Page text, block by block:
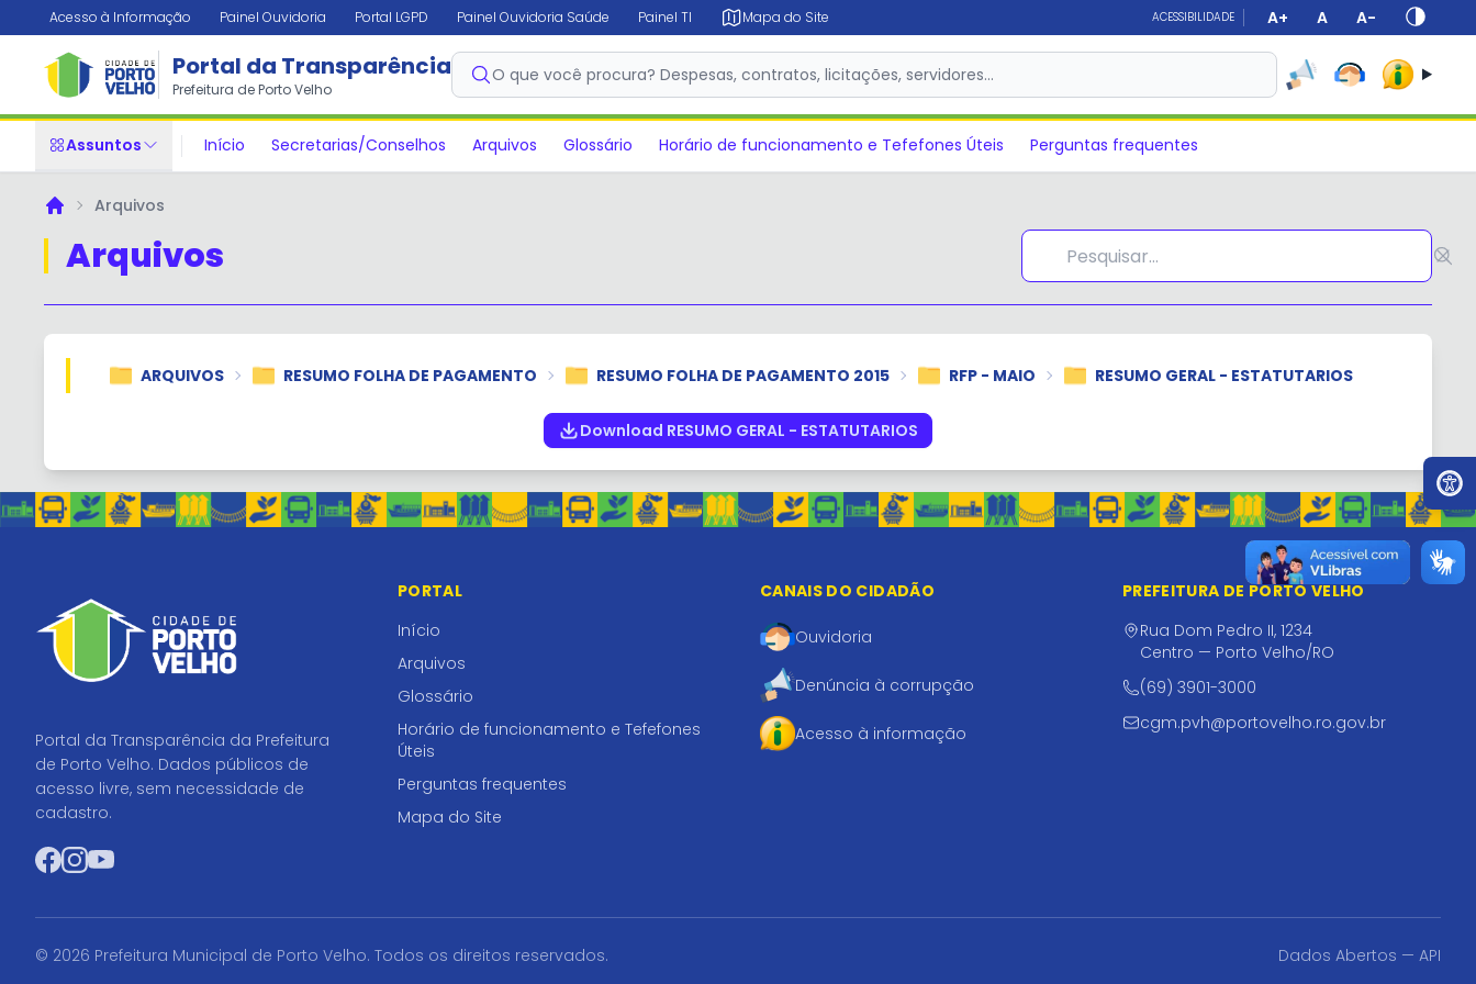
Acesso à Informação Painel Ouvidoria Portal LGPD Painel Ouvidoria Saúde Painel TI Mapa do Site ACESSIBILIDADE A+ A A-
Portal da Transparência
Prefeitura de Porto Velho
O que você procura? Despesas, contratos, licitações, servidores…
Assuntos Início Secretarias/Conselhos Arquivos Glossário Horário de funcionamento e Tefefones Úteis Perguntas frequentes
PrincipalArquivos
Arquivos
ARQUIVOS RESUMO FOLHA DE PAGAMENTO RESUMO FOLHA DE PAGAMENTO 2015 RFP - MAIO RESUMO GERAL - ESTATUTARIOS
Download RESUMO GERAL - ESTATUTARIOS
Portal da Transparência da Prefeitura
de Porto Velho. Dados públicos de
acesso livre, sem necessidade de
cadastro.
Facebook
Instagram
YouTube
PORTAL
Início
Arquivos
Glossário
Horário de funcionamento e Tefefones
Úteis
Perguntas frequentes
Mapa do Site
CANAIS DO CIDADÃO
Ouvidoria
Denúncia à corrupção
Acesso à informação
PREFEITURA DE PORTO VELHO
Rua Dom Pedro II, 1234
Centro — Porto Velho/RO
(69) 3901-3000
cgm.pvh@portovelho.ro.gov.br
© 2026 Prefeitura Municipal de Porto Velho. Todos os direitos reservados. Dados Abertos — API
✕
Ir